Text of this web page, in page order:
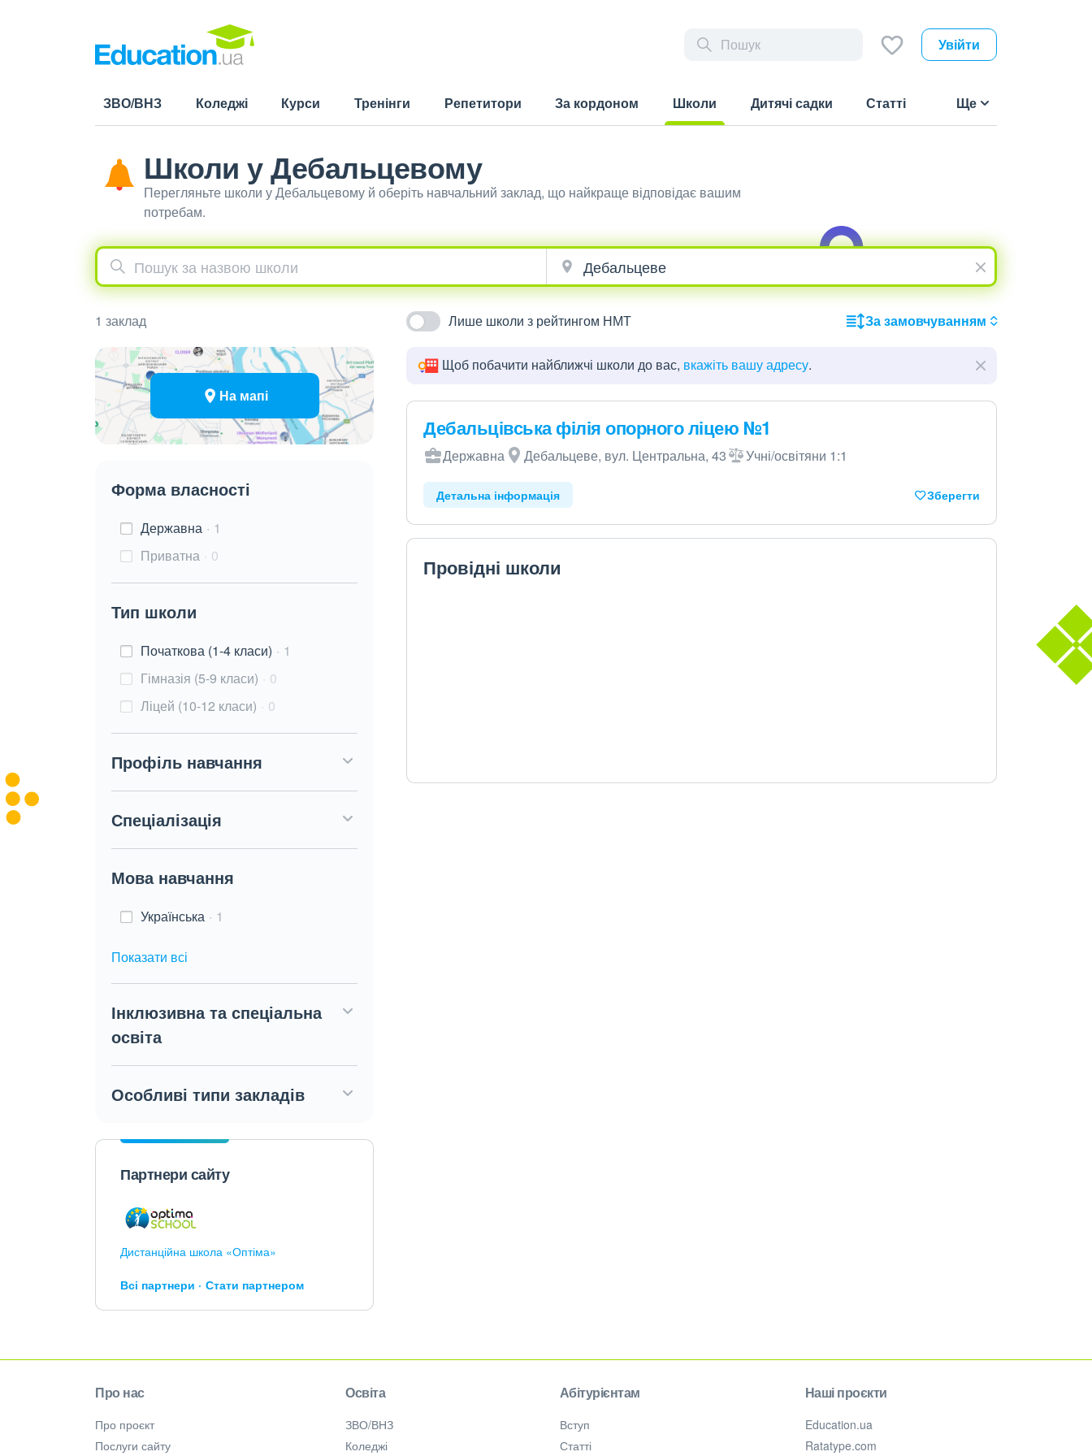
Увійти
ЗВО/ВНЗ Коледжі Курси Тренінги Репетитори За кордоном
Школи
Дитячі садки Статті Ще
Школи у Дебальцевому
Перегляньте школи у Дебальцевому й оберіть навчальний заклад, що найкраще відповідає вашим
потребам.
1 заклад Лише школи з рейтингом НМТ За замовчуванням
На мапі
Форма власності
Державна
1
Приватна
0
Тип школи
Початкова (1-4 класи)
1
Гімназія (5-9 класи)
0
Ліцей (10-12 класи)
0
Профіль навчання
Спеціалізація
Мова навчання
Українська 1
Показати всі
Інклюзивна та спеціальна
освіта
Особливі типи закладів
Партнери сайту
Дистанційна школа «Оптіма»
Всі партнери Стати партнером
Щоб побачити найближчі школи до вас, вкажіть вашу адресу.
Дебальцівська філія опорного ліцею №1
Державна Дебальцеве, вул. Центральна, 43 Учні/освітяни 1:1
Детальна інформація Зберегти
Провідні школи
Про нас
Про проєкт
Послуги сайту
Освіта
ЗВО/ВНЗ
Коледжі
Абітурієнтам
Вступ
Статті
Наші проєкти
Education.ua
Ratatype.com